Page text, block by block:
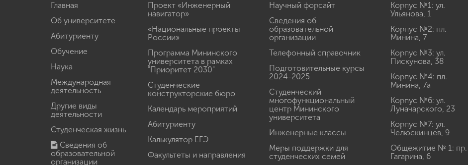
Главная
Об университете
Абитуриенту
Обучение
Наука
Международная
деятельность
Другие виды
деятельности
Студенческая жизнь
Сведения об
образовательной
организации
Проект «Инженерный
навигатор»
«Национальные проекты
России»
Программа Мининского
университета в рамках
"Приоритет 2030"
Студенческие
конструкторские бюро
Календарь мероприятий
Абитуриенту
Калькулятор ЕГЭ
Факультеты и направления
Научный форсайт
Сведения об
образовательной
организации
Телефонный справочник
Подготовительные курсы
2024-2025
Студенческий
многофункциональный
центр Мининского
университета
Инженерные классы
Меры поддержки для
студенческих семей
Корпус №1: ул.
Ульянова, 1
Корпус №2: пл.
Минина, 7
Корпус №3: ул.
Пискунова, 38
Корпус №4: пл.
Минина, 7а
Корпус №6: ул.
Луначарского, 23
Корпус №7: ул.
Челюскинцев, 9
Общежитие № 1: пр.
Гагарина, 6